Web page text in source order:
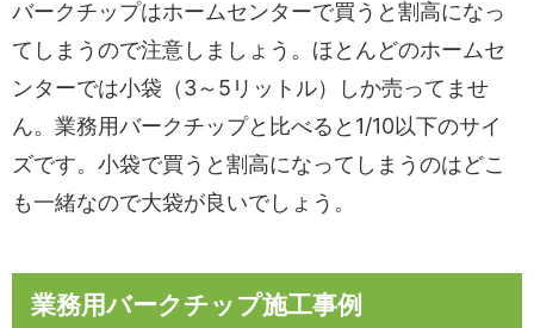
バークチップはホームセンターで買うと割高になっ
てしまうので注意しましょう。ほとんどのホームセ
ンターでは小袋（3～5リットル）しか売ってませ
ん。業務用バークチップと比べると1/10以下のサイ
ズです。小袋で買うと割高になってしまうのはどこ
も一緒なので大袋が良いでしょう。
業務用バークチップ施工事例